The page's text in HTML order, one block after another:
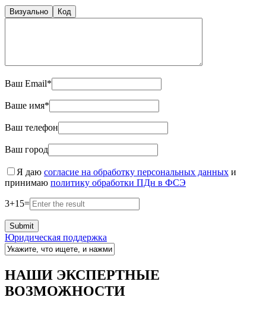
Визуально Код
Ваш Email*
Ваше имя*
Ваш телефон
Ваш город
Я даю согласие на обработку персональных данных и
принимаю политику обработки ПДн в ФСЭ
3+15=
Юридическая поддержка
НАШИ ЭКСПЕРТНЫЕ
ВОЗМОЖНОСТИ